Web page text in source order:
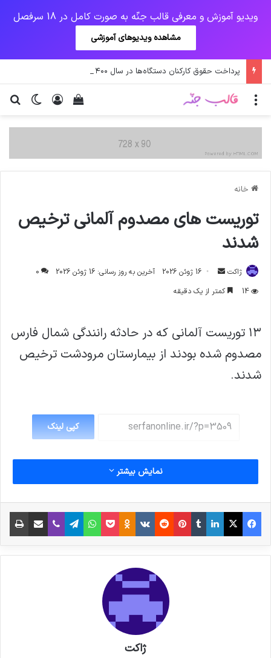
ویدیو آموزش و معرفی قالب جنّه به صورت کامل در 18 سرفصل
مشاهده ویدیوهای آموزشی
تغییر ورود
دیدن سبد خرید منو
خانه
توریست های مصدوم آلمانی ترخیص
شدند
ژاکت
ارسال
ایمیل
16 ژوئن 2026 آخرین به روز رسانی: 16 ژوئن 2026
0
14
کمتر از یک دقیقه
۱۳ توریست‌ آلمانی که در حادثه رانندگی شمال فارس
مصدوم شده بودند از بیمارستان مرودشت ترخیص
شدند.
کپی لینک
نمایش بیشتر
فیس بوک X لینکدین
‫تامبلر‫پین‌ترست
‫رددیت‫VKontakte
‫Odnoklassniki
پاکتواتس آپ تلگراموایبر اشتراک گذاری از طریق ایمیل
ژاکت